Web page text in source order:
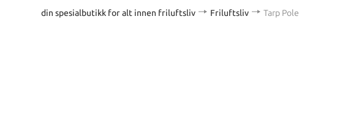
din spesialbutikk for alt innen friluftsliv Friluftsliv Tarp Pole